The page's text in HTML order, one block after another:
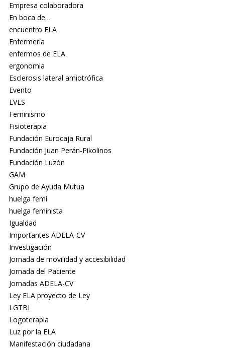
Empresa colaboradora
En boca de…
encuentro ELA
Enfermería
enfermos de ELA
ergonomia
Esclerosis lateral amiotrófica
Evento
EVES
Feminismo
Fisioterapia
Fundación Eurocaja Rural
Fundación Juan Perán-Pikolinos
Fundación Luzón
GAM
Grupo de Ayuda Mutua
huelga femi
huelga feminista
Igualdad
Importantes ADELA-CV
Investigación
Jornada de movilidad y accesibilidad
Jornada del Paciente
Jornadas ADELA-CV
Ley ELA proyecto de Ley
LGTBI
Logoterapia
Luz por la ELA
Manifestación ciudadana